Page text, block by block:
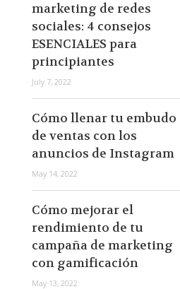
marketing de redes
sociales: 4 consejos
ESENCIALES para
principiantes
July 7, 2022
Cómo llenar tu embudo
de ventas con los
anuncios de Instagram
May 14, 2022
Cómo mejorar el
rendimiento de tu
campaña de marketing
con gamificación
May 13, 2022